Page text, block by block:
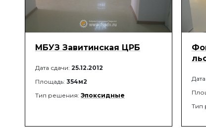
МБУЗ Завитинская ЦРБ
Дата сдачи: 25.12.2012
Площадь: 354м2
Тип решения: Эпоксидные
Тип